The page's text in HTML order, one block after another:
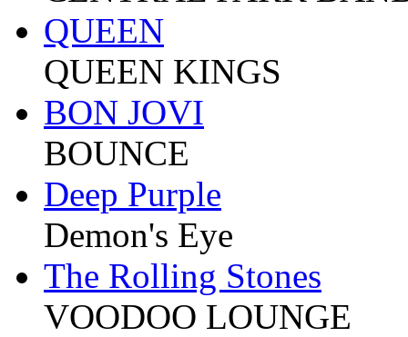
QUEEN
QUEEN KINGS
BON JOVI
BOUNCE
Deep Purple
Demon's Eye
The Rolling Stones
VOODOO LOUNGE